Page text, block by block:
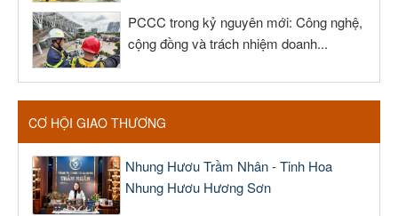
PCCC trong kỷ nguyên mới: Công nghệ,
cộng đồng và trách nhiệm doanh...
CƠ HỘI GIAO THƯƠNG
Nhung Hươu Trầm Nhân - Tinh Hoa
Nhung Hươu Hương Sơn